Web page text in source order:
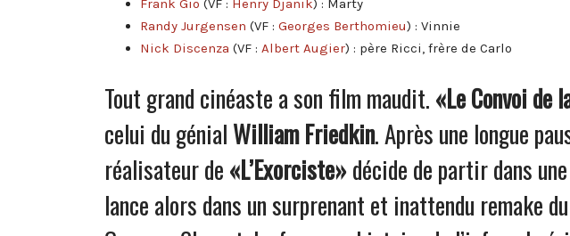
Frank Gio (VF : Henry Djanik) : Marty
Randy Jurgensen (VF : Georges Berthomieu) : Vinnie
Nick Discenza (VF : Albert Augier) : père Ricci, frère de Carlo
Tout grand cinéaste a son film maudit. «Le Convoi de
celui du génial William Friedkin. Après une longue
réalisateur de «L’Exorciste»décide de partir dans
lance alors dans un surprenant et inattendu remake du